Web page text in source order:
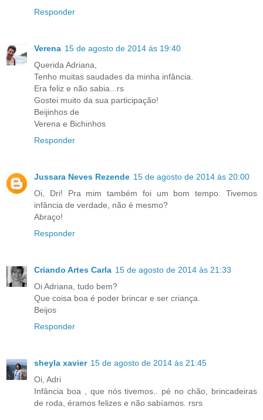
Responder
Verena 15 de agosto de 2014 às 19:40
Querida Adriana,
Tenho muitas saudades da minha infância.
Era feliz e não sabia...rs
Gostei muito da sua participação!
Beijinhos de
Verena e Bichinhos
Responder
Jussara Neves Rezende 15 de agosto de 2014 às 20:00
Oi, Dri! Pra mim também foi um bom tempo. Tivemos
infância de verdade, não é mesmo?
Abraço!
Responder
Criando Artes Carla 15 de agosto de 2014 às 21:33
Oi Adriana, tudo bem?
Que coisa boa é poder brincar e ser criança.
Beijos
Responder
sheyla xavier 15 de agosto de 2014 às 21:45
Oi, Adri
Infância boa , que nós tivemos.. pé no chão, brincadeiras
de roda, éramos felizes e não sabíamos. rsrs